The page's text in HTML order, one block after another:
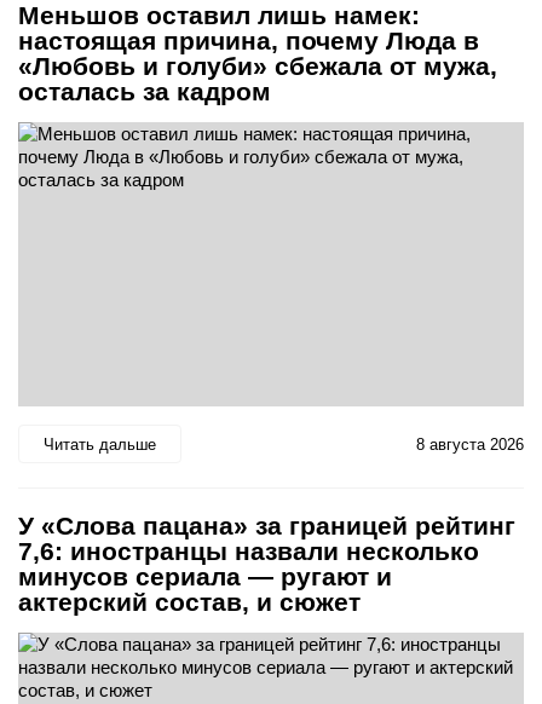
Меньшов оставил лишь намек:
настоящая причина, почему Люда в
«Любовь и голуби» сбежала от мужа,
осталась за кадром
Читать дальше 8 августа 2026
У «Слова пацана» за границей рейтинг
7,6: иностранцы назвали несколько
минусов сериала — ругают и
актерский состав, и сюжет